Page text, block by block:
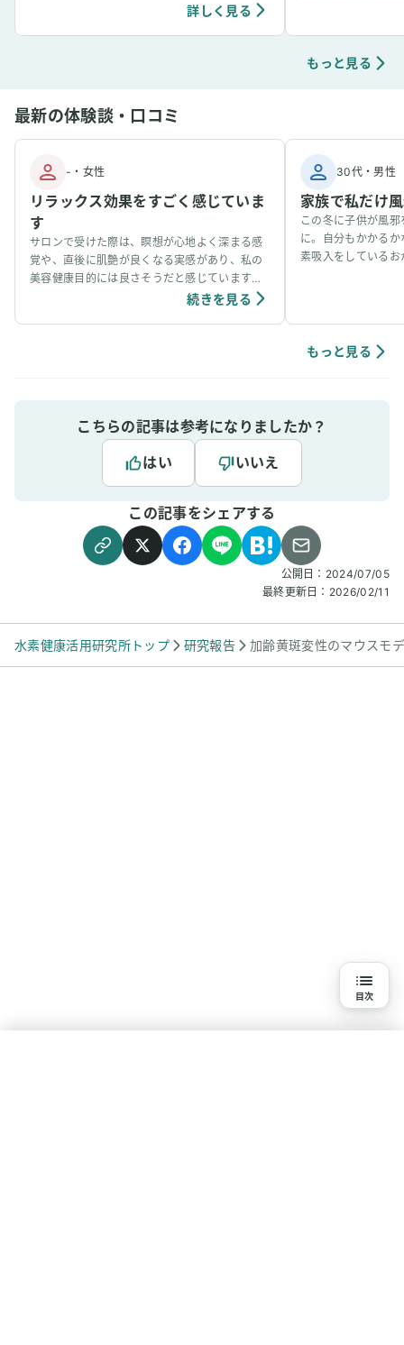
詳しく見る
もっと見る
最新の体験談・口コミ
- ・ 女性
リラックス効果をすごく感じていま
す
サロンで受けた際は、瞑想が心地よく深まる感
覚や、直後に肌艶が良くなる実感があり、私の
美容健康目的には良さそうだと感じています。
個人の感想ではありますが、吸入中は、脳波が
続きを見る
30代・男性
家族で私だけ
この冬に子供が風
に。自分もかかる
素吸入をしている
もっと見る
こちらの記事は参考になりましたか？
はい
いいえ
この記事をシェアする
公開日： 2024/07/05
最終更新日： 2026/02/11
水素健康活用研究所トップ 研究報告 加齢黄斑変性のマウスモ
目次